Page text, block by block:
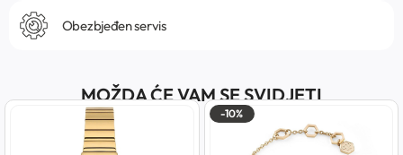
Obezbjeđen servis
MOŽDA ĆE VAM SE SVIDJETI
-10%